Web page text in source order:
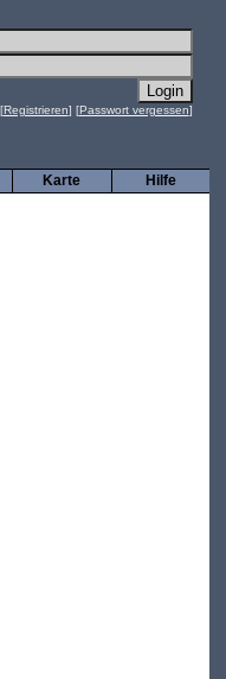
[Registrieren] [Passwort vergessen]
Hilfe
Karte